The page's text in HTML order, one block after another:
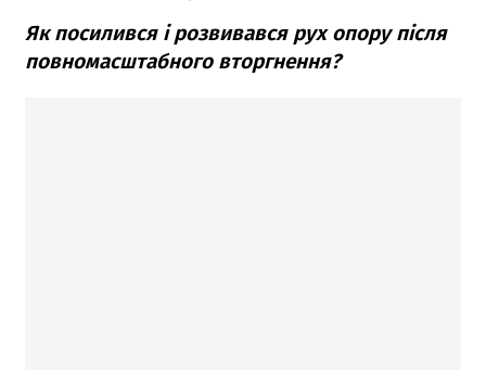
Як посилився і розвивався рух опору після
повномасштабного вторгнення?